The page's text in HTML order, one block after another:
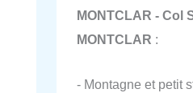
MONTCLAR - Col
MONTCLAR :
- Montagne et petit